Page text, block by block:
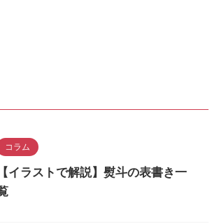
コラム
【イラストで解説】熨斗の表書き一